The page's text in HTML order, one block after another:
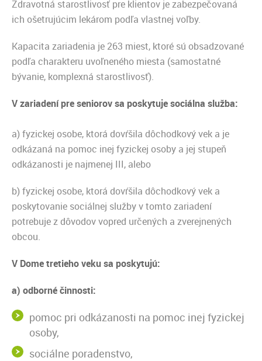
Zdravotná starostlivosť pre klientov je zabezpečovaná
ich ošetrujúcim lekárom podľa vlastnej voľby.
Kapacita zariadenia je 263 miest, ktoré sú obsadzované
podľa charakteru uvoľneného miesta (samostatné
bývanie, komplexná starostlivosť).
V zariadení pre seniorov sa poskytuje sociálna služba:
a) fyzickej osobe, ktorá dovŕšila dôchodkový vek a je
odkázaná na pomoc inej fyzickej osoby a jej stupeň
odkázanosti je najmenej III, alebo
b) fyzickej osobe, ktorá dovŕšila dôchodkový vek a
poskytovanie sociálnej služby v tomto zariadení
potrebuje z dôvodov vopred určených a zverejnených
obcou.
V Dome tretieho veku sa poskytujú:
a) odborné činnosti:
pomoc pri odkázanosti na pomoc inej fyzickej
osoby,
sociálne poradenstvo,